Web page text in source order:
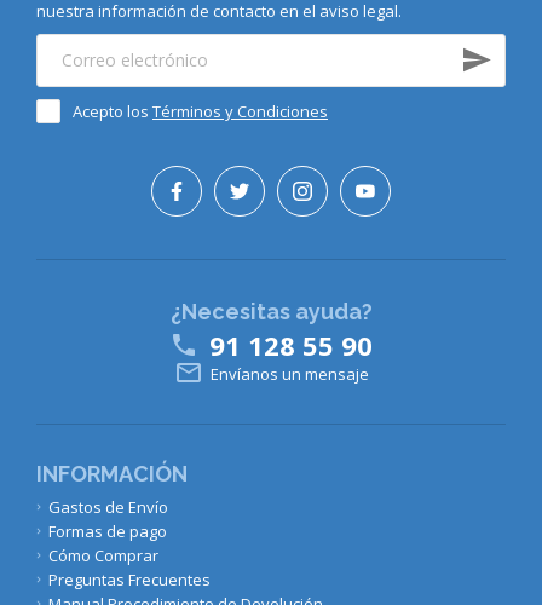
nuestra información de contacto en el aviso legal.
Acepto los Términos y Condiciones
INFORMACIÓN
Gastos de Envío
Formas de pago
Cómo Comprar
Preguntas Frecuentes
¿Necesitas ayuda?
 91 128 55 90
 Envíanos un mensaje